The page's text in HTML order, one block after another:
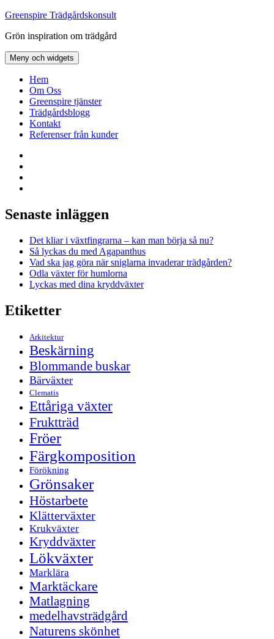
Hoppa
innehåll
Greenspire Trädgårdskonsult
Grön inspiration om trädgård
Meny och widgets
Hem
Om Oss
Greenspire tjänster
Trädgårdsblogg
Kontakt
Referenser från kunder
Senaste inläggen
Det kliar i växtfingrarna – kan man börja så nu?
Så lyckas du med Agapanthus
Vad ska jag göra när sniglarna invaderar trädgården?
Odla växter för humlorna
Lyckas med dina kryddväxter
Etiketter
Arkitektur
Beskärning
Blommande buskar
Bärväxter
Clematis
Ettåriga växter
Fruktträd
Fröer
Färgkomposition
Förökning
Grönsaker
Höstarbete
Klätterväxter
Krukväxter
Kryddväxter
Lökväxter
Marklära
Marktäckare
Matlagning
medelhavsträdgård
Naturens skönhet